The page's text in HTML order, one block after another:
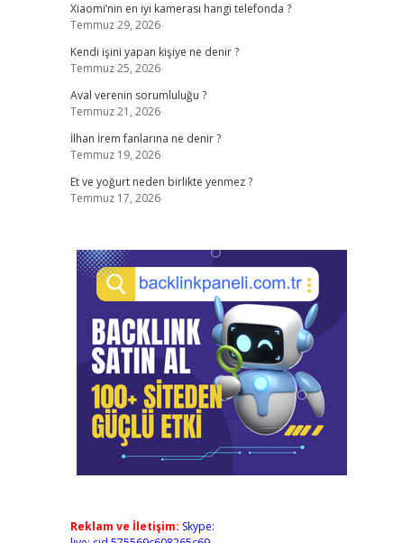
Xiaomi’nin en iyi kamerası hangi telefonda ?
Temmuz 29, 2026
Kendi işini yapan kişiye ne denir ?
Temmuz 25, 2026
Aval verenin sorumluluğu ?
Temmuz 21, 2026
İlhan İrem fanlarına ne denir ?
Temmuz 19, 2026
Et ve yoğurt neden birlikte yenmez ?
Temmuz 17, 2026
Reklam ve İletişim: Skype: